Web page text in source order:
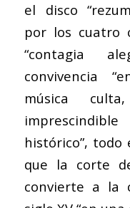
el disco
por los cuatro
“contagia
convivencia
música
histórico”,
que la corte
convierte a la